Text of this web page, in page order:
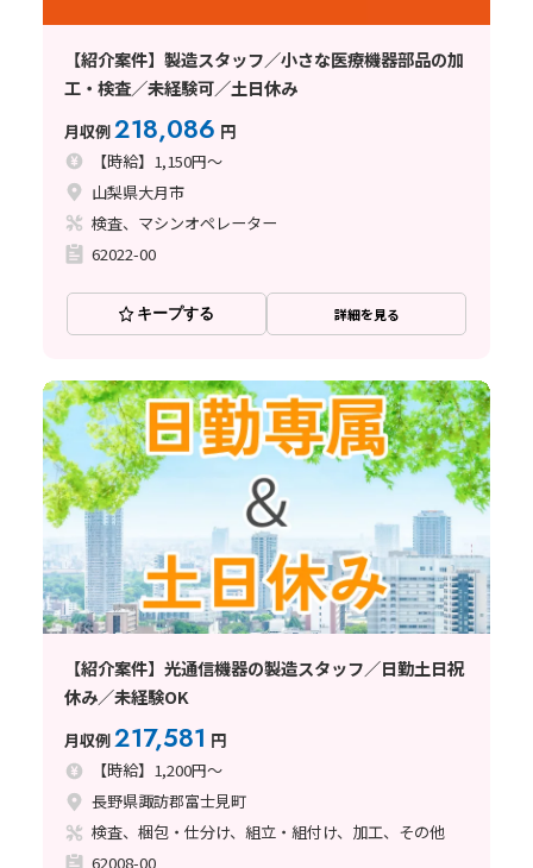
【紹介案件】製造スタッフ／小さな医療機器部品の加
工・検査／未経験可／土日休み
月収例218,086 円
【時給】1,150円～
山梨県大月市
検査、マシンオペレーター
62022-00
キープする 詳細を見る
【紹介案件】光通信機器の製造スタッフ／日勤土日祝
休み／未経験OK
月収例217,581 円
【時給】1,200円～
長野県諏訪郡富士見町
検査、梱包・仕分け、組立・組付け、加工、その他
62008-00